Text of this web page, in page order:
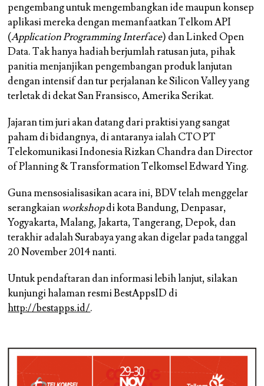
pengembang untuk mengembangkan ide maupun konsep
aplikasi mereka dengan memanfaatkan Telkom API
(Application Programming Interface) dan Linked Open
Data. Tak hanya hadiah berjumlah ratusan juta, pihak
panitia menjanjikan pengembangan produk lanjutan
dengan intensif dan tur perjalanan ke Silicon Valley yang
terletak di dekat San Fransisco, Amerika Serikat.
Jajaran tim juri akan datang dari praktisi yang sangat
paham di bidangnya, di antaranya ialah CTO PT
Telekomunikasi Indonesia Rizkan Chandra dan Director
of Planning & Transformation Telkomsel Edward Ying.
Guna mensosialisasikan acara ini, BDV telah menggelar
serangkaianworkshopdi kota Bandung, Denpasar,
Yogyakarta, Malang, Jakarta, Tangerang, Depok, dan
terakhir adalah Surabaya yang akan digelar pada tanggal
20 November 2014 nanti.
Untuk pendaftaran dan informasi lebih lanjut, silakan
kunjungi halaman resmi BestAppsID di
http://bestapps.id/.